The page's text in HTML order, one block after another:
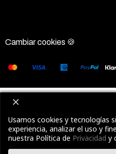
Cambiar cookies 🍪
Usamos cookies y tecnologías
experiencia, analizar el uso y
nuestra Política de Privacidad y